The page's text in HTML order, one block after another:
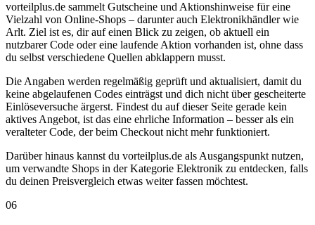
vorteilplus.de sammelt Gutscheine und Aktionshinweise für eine
Vielzahl von Online-Shops – darunter auch Elektronikhändler wie
Arlt. Ziel ist es, dir auf einen Blick zu zeigen, ob aktuell ein
nutzbarer Code oder eine laufende Aktion vorhanden ist, ohne dass
du selbst verschiedene Quellen abklappern musst.
Die Angaben werden regelmäßig geprüft und aktualisiert, damit du
keine abgelaufenen Codes einträgst und dich nicht über gescheiterte
Einlöseversuche ärgerst. Findest du auf dieser Seite gerade kein
aktives Angebot, ist das eine ehrliche Information – besser als ein
veralteter Code, der beim Checkout nicht mehr funktioniert.
Darüber hinaus kannst du vorteilplus.de als Ausgangspunkt nutzen,
um verwandte Shops in der Kategorie Elektronik zu entdecken, falls
du deinen Preisvergleich etwas weiter fassen möchtest.
06